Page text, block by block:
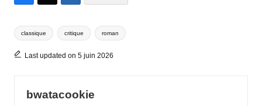
Tags:
classique critique roman
Last updated on 5 juin 2026
bwatacookie